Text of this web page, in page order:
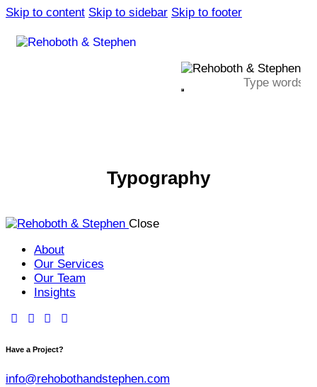
Skip to content Skip to sidebar Skip to footer
Typography
Close
About
Our Services
Our Team
Insights
Have a Project?
info@rehobothandstephen.com